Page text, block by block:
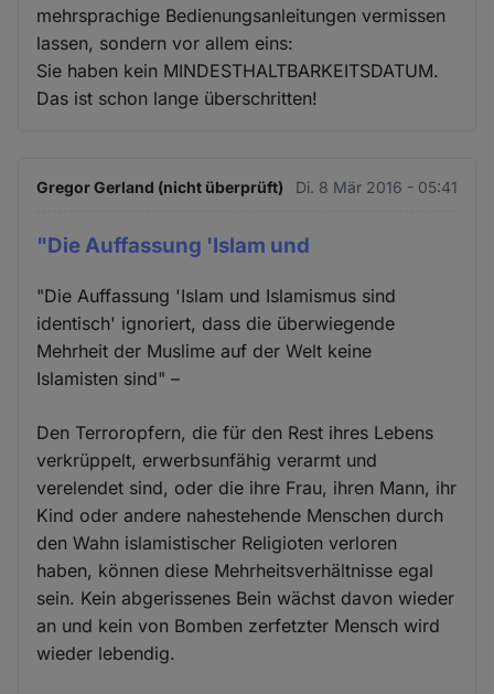
mehrsprachige Bedienungsanleitungen vermissen
lassen, sondern vor allem eins:
Sie haben kein MINDESTHALTBARKEITSDATUM.
Das ist schon lange überschritten!
Gregor Gerland (nicht überprüft) Di. 8 Mär 2016 - 05:41
"Die Auffassung 'Islam und
"Die Auffassung 'Islam und Islamismus sind
identisch' ignoriert, dass die überwiegende
Mehrheit der Muslime auf der Welt keine
Islamisten sind" –
Den Terroropfern, die für den Rest ihres Lebens
verkrüppelt, erwerbsunfähig verarmt und
verelendet sind, oder die ihre Frau, ihren Mann, ihr
Kind oder andere nahestehende Menschen durch
den Wahn islamistischer Religioten verloren
haben, können diese Mehrheitsverhältnisse egal
sein. Kein abgerissenes Bein wächst davon wieder
an und kein von Bomben zerfetzter Mensch wird
wieder lebendig.